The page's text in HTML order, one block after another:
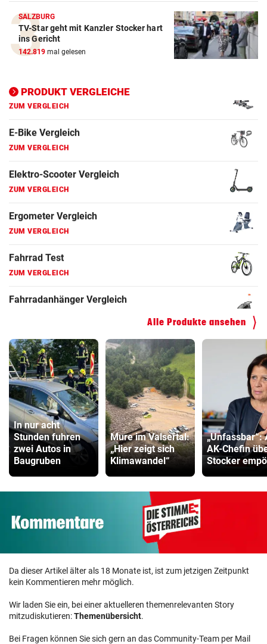
SALZBURG
TV-Star geht mit Kanzler Stocker hart
ins Gericht
142.819 mal gelesen
PRODUKT VERGLEICHE
Elektro-Scooter Vergleich
ZUM VERGLEICH
ZUM VERGLEICH
ZUM VERGLEICH
ZUM VERGLEICH
ZUM VERGLEICH
ZUM VERGLEICH
ZUM VERGLEICH
Alle Produkte ansehen
In nur acht
Stunden fuhren
zwei Autos in
Baugruben
Mure im Valsertal:
„Hier zeigt sich
Klimawandel“
„Unfassbar“:
AK-Chefin
Stocker
Da dieser Artikel älter als 18 Monate ist, ist zum jetzigen Zeitpunkt
kein Kommentieren mehr möglich.
Wir laden Sie ein, bei einer aktuelleren themenrelevanten Story
mitzudiskutieren:Themenübersicht.
Bei Fragen können Sie sich gern an das Community-Team per Mail